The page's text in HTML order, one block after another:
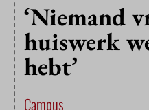
‘Niemand
huiswerk
hebt’
Campus